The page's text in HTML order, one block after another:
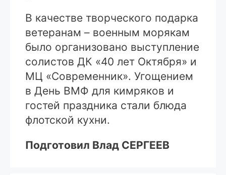
В качестве творческого подарка
ветеранам – военным морякам
было организовано выступление
солистов ДК «40 лет Октября» и
МЦ «Современник». Угощением
в День ВМФ для кимряков и
гостей праздника стали блюда
флотской кухни.
Подготовил Влад СЕРГЕЕВ